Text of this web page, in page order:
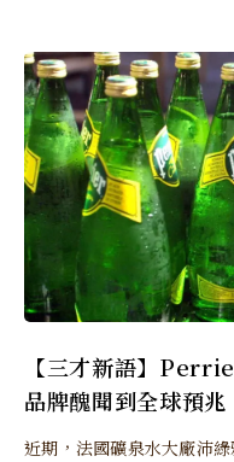
【三才新語】
品牌醜聞到全球預兆
近期，法國礦泉水大廠沛